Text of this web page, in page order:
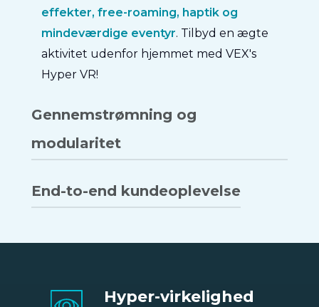
effekter, free-roaming, haptik og
mindeværdige eventyr. Tilbyd en ægte
aktivitet udenfor hjemmet med VEX's
Hyper VR!
Gennemstrømning og
modularitet
Op til 6 spillerekan dele en oplevelse på
samme tid. Attraktionen ertilgængelig i
End-to-end kundeoplevelse
gøre arbejdet gennem vores
Hyper-virkelighed